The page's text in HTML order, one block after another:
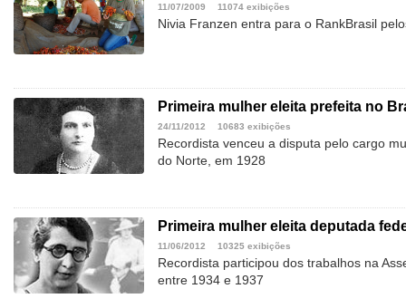
11/07/2009 11074 exibições
Nivia Franzen entra para o RankBrasil
Primeira mulher eleita prefeita no
24/11/2012 10683 exibições
Recordista venceu a disputa pelo cargo
do Norte, em 1928
Primeira mulher eleita deputada
11/06/2012 10325 exibições
Recordista participou dos trabalhos na
entre 1934 e 1937